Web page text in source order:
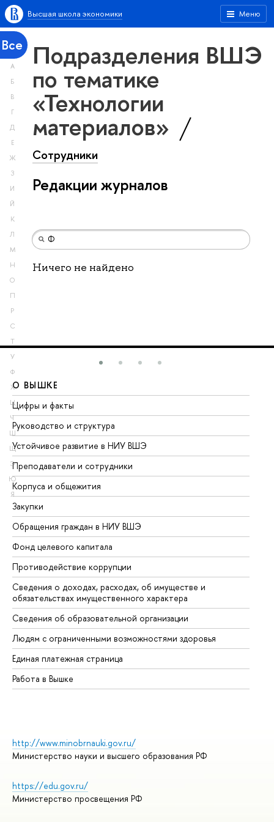
Меню
Высшая школа экономики
Все
А
Б
В
Г
Д
Е
Ж
З
И
Й
К
Л
М
Н
О
П
Р
С
Т
У
Ф
Х
Ц
Ч
Ш
Щ
Э
Ю
Я
Подразделения ВШЭ
по тематике
«Технологии
материалов»
Сотрудники
Редакции журналов
Ничего не найдено
О ВЫШКЕ
Цифры и факты
Руководство и структура
Устойчивое развитие в НИУ ВШЭ
Преподаватели и сотрудники
Корпуса и общежития
Закупки
Обращения граждан в НИУ ВШЭ
Фонд целевого капитала
Противодействие коррупции
Сведения о доходах, расходах, об имуществе и
обязательствах имущественного характера
Сведения об образовательной организации
Людям с ограниченными возможностями здоровья
Единая платежная страница
Работа в Вышке
http://www.minobrnauki.gov.ru/
Министерство науки и высшего образования РФ
https://edu.gov.ru/
Министерство просвещения РФ